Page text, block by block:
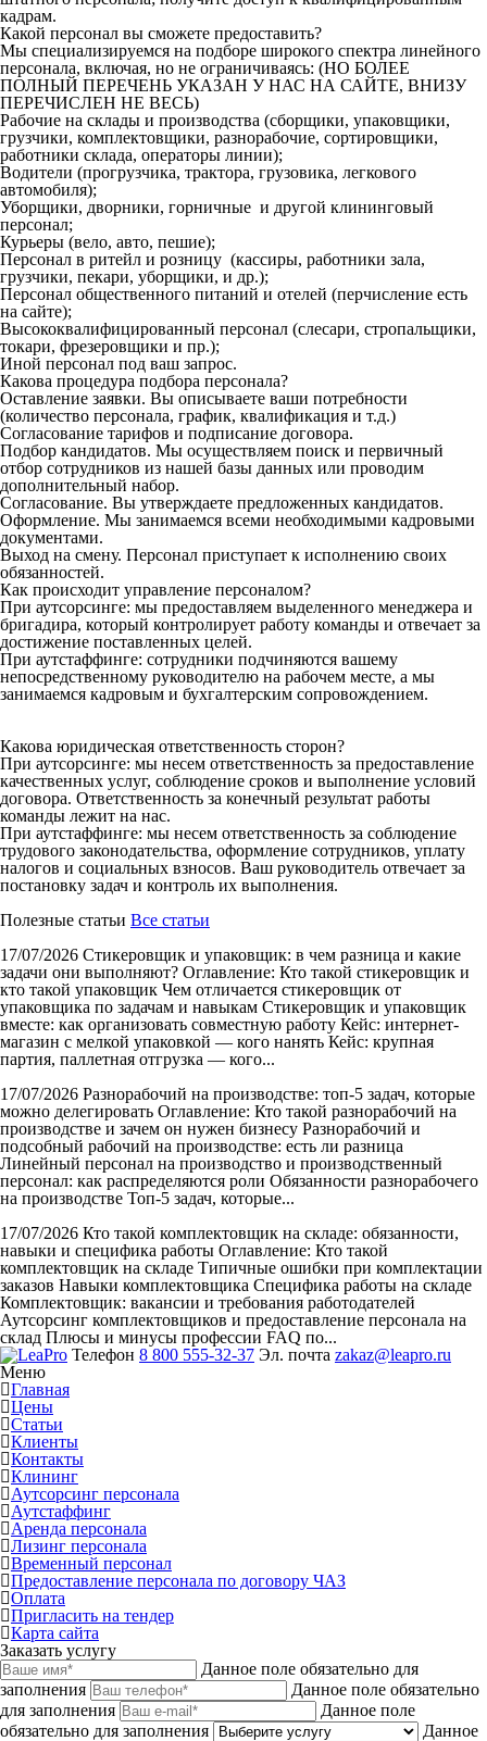
кадрам.
Какой персонал вы сможете предоставить?
Мы специализируемся на подборе широкого спектра линейного
персонала, включая, но не ограничиваясь: (НО БОЛЕЕ
ПОЛНЫЙ ПЕРЕЧЕНЬ УКАЗАН У НАС НА САЙТЕ, ВНИЗУ
ПЕРЕЧИСЛЕН НЕ ВЕСЬ)
Рабочие на склады и производства (сборщики, упаковщики,
грузчики, комплектовщики, разнорабочие, сортировщики,
работники склада, операторы линии);
Водители (прогрузчика, трактора, грузовика, легкового
автомобиля);
Уборщики, дворники, горничные и другой клининговый
персонал;
Курьеры (вело, авто, пешие);
Персонал в ритейл и розницу (кассиры, работники зала,
грузчики, пекари, уборщики, и др.);
Персонал общественного питаний и отелей (перчисление есть
на сайте);
Высококвалифицированный персонал (слесари, стропальщики,
токари, фрезеровщики и пр.);
Иной персонал под ваш запрос.
Какова процедура подбора персонала?
Оставление заявки. Вы описываете ваши потребности
(количество персонала, график, квалификация и т.д.)
Согласование тарифов и подписание договора.
Подбор кандидатов. Мы осуществляем поиск и первичный
отбор сотрудников из нашей базы данных или проводим
дополнительный набор.
Согласование. Вы утверждаете предложенных кандидатов.
Оформление. Мы занимаемся всеми необходимыми кадровыми
документами.
Выход на смену. Персонал приступает к исполнению своих
обязанностей.
Как происходит управление персоналом?
При аутсорсинге: мы предоставляем выделенного менеджера и
бригадира, который контролирует работу команды и отвечает за
достижение поставленных целей.
При аутстаффинге: сотрудники подчиняются вашему
непосредственному руководителю на рабочем месте, а мы
занимаемся кадровым и бухгалтерским сопровождением.
Какова юридическая ответственность сторон?
При аутсорсинге: мы несем ответственность за предоставление
качественных услуг, соблюдение сроков и выполнение условий
договора. Ответственность за конечный результат работы
команды лежит на нас.
При аутстаффинге: мы несем ответственность за соблюдение
трудового законодательства, оформление сотрудников, уплату
налогов и социальных взносов. Ваш руководитель отвечает за
постановку задач и контроль их выполнения.
Полезные статьи Все статьи
17/07/2026 Стикеровщик и упаковщик: в чем разница и какие
задачи они выполняют? Оглавление: Кто такой стикеровщик и
кто такой упаковщик Чем отличается стикеровщик от
упаковщика по задачам и навыкам Стикеровщик и упаковщик
вместе: как организовать совместную работу Кейс: интернет-
магазин с мелкой упаковкой — кого нанять Кейс: крупная
партия, паллетная отгрузка — кого...
17/07/2026 Разнорабочий на производстве: топ-5 задач, которые
можно делегировать Оглавление: Кто такой разнорабочий на
производстве и зачем он нужен бизнесу Разнорабочий и
подсобный рабочий на производстве: есть ли разница
Линейный персонал на производство и производственный
персонал: как распределяются роли Обязанности разнорабочего
на производстве Топ-5 задач, которые...
17/07/2026 Кто такой комплектовщик на складе: обязанности,
навыки и специфика работы Оглавление: Кто такой
комплектовщик на складе Типичные ошибки при комплектации
заказов Навыки комплектовщика Специфика работы на складе
Комплектовщик: вакансии и требования работодателей
Аутсорсинг комплектовщиков и предоставление персонала на
склад Плюсы и минусы профессии FAQ по...
Телефон 8 800 555-32-37 Эл. почта zakaz@leapro.ru
Меню
Главная
Цены
Статьи
Клиенты
Контакты
Клининг
Аутсорсинг персонала
Аутстаффинг
Аренда персонала
Лизинг персонала
Временный персонал
Предоставление персонала по договору ЧАЗ
Оплата
Пригласить на тендер
Карта сайта
Заказать услугу
Данное поле обязательно для
заполнения
Данное поле обязательно
для заполнения
Данное поле
обязательно для заполнения
Данное